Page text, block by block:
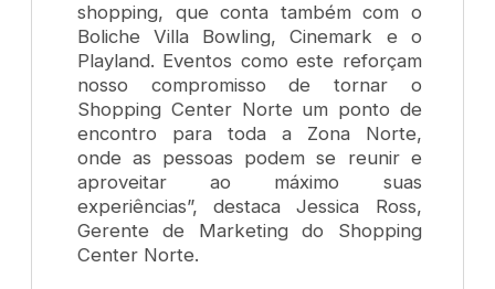
shopping, que conta também com o
Boliche Villa Bowling, Cinemark e o
Playland. Eventos como este reforçam
nosso compromisso de tornar o
Shopping Center Norte um ponto de
encontro para toda a Zona Norte,
onde as pessoas podem se reunir e
aproveitar ao máximo suas
experiências”, destaca Jessica Ross,
Gerente de Marketing do Shopping
Center Norte.